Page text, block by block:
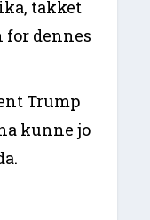
takket
dennes
Trump
kunne jo